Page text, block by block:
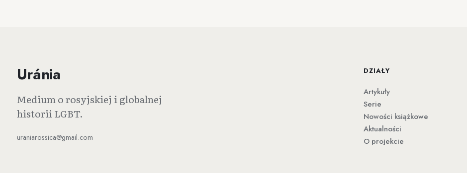
Uránia
Medium o rosyjskiej i globalnej
historii LGBT.
uraniarossica@gmail.com
DZIAŁY
Artykuły
Serie
Nowości książkowe
Aktualności
O projekcie